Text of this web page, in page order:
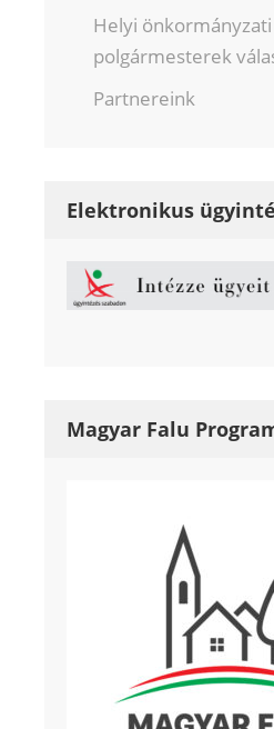
Helyi
polgármesterek
Partnereink
Elektronikus
Magyar Falu